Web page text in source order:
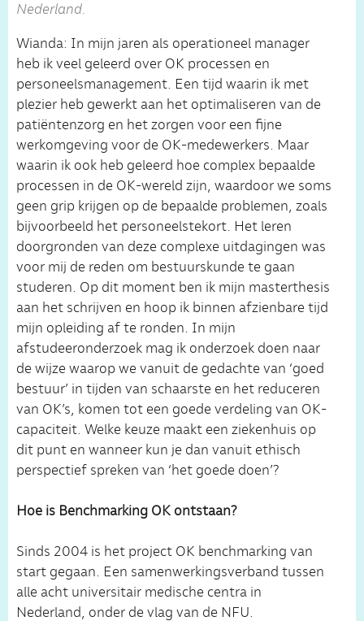
Nederland.
Wianda: In mijn jaren als operationeel manager
heb ik veel geleerd over OK processen en
personeelsmanagement. Een tijd waarin ik met
plezier heb gewerkt aan het optimaliseren van de
patiëntenzorg en het zorgen voor een fijne
werkomgeving voor de OK-medewerkers. Maar
waarin ik ook heb geleerd hoe complex bepaalde
processen in de OK-wereld zijn, waardoor we soms
geen grip krijgen op de bepaalde problemen, zoals
bijvoorbeeld het personeelstekort. Het leren
doorgronden van deze complexe uitdagingen was
voor mij de reden om bestuurskunde te gaan
studeren. Op dit moment ben ik mijn masterthesis
aan het schrijven en hoop ik binnen afzienbare tijd
mijn opleiding af te ronden. In mijn
afstudeeronderzoek mag ik onderzoek doen naar
de wijze waarop we vanuit de gedachte van ‘goed
bestuur’ in tijden van schaarste en het reduceren
van OK’s, komen tot een goede verdeling van OK-
capaciteit. Welke keuze maakt een ziekenhuis op
dit punt en wanneer kun je dan vanuit ethisch
perspectief spreken van ‘het goede doen’?
Hoe is Benchmarking OK ontstaan?
Sinds 2004 is het project OK benchmarking van
start gegaan. Een samenwerkingsverband tussen
alle acht universitair medische centra in
Nederland, onder de vlag van de NFU.